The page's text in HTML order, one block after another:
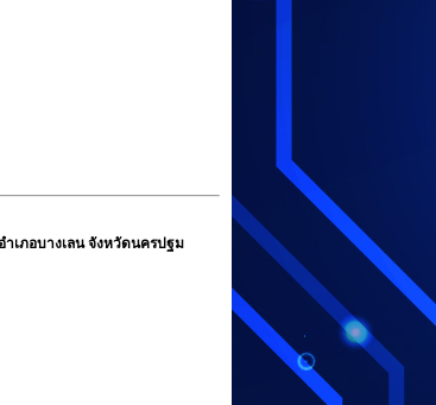
เภอบางเลน จังหวัดนครปฐม